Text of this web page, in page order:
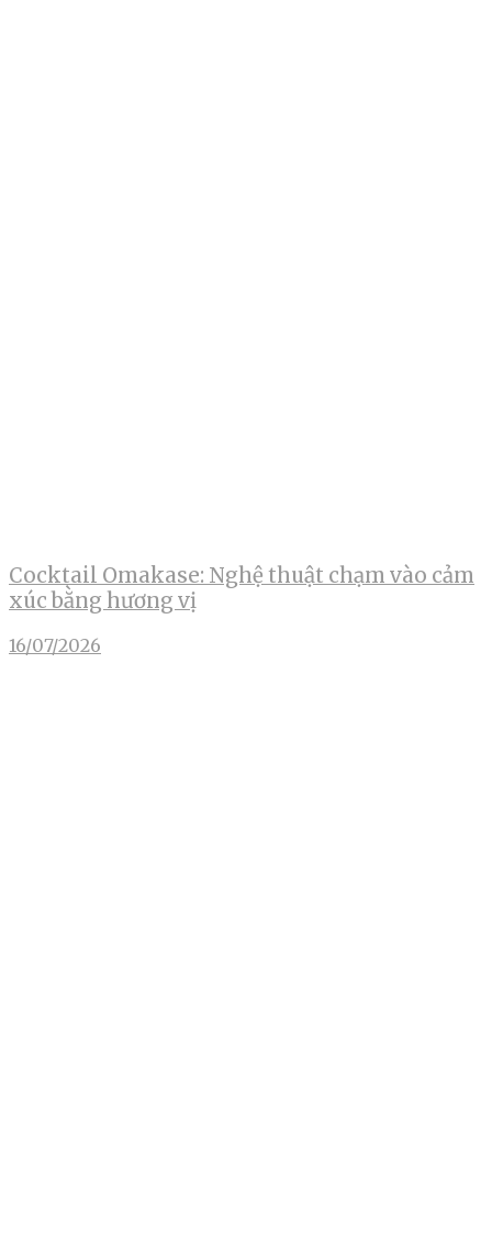
Cocktail Omakase: Nghệ thuật chạm vào cảm
xúc bằng hương vị
16/07/2026